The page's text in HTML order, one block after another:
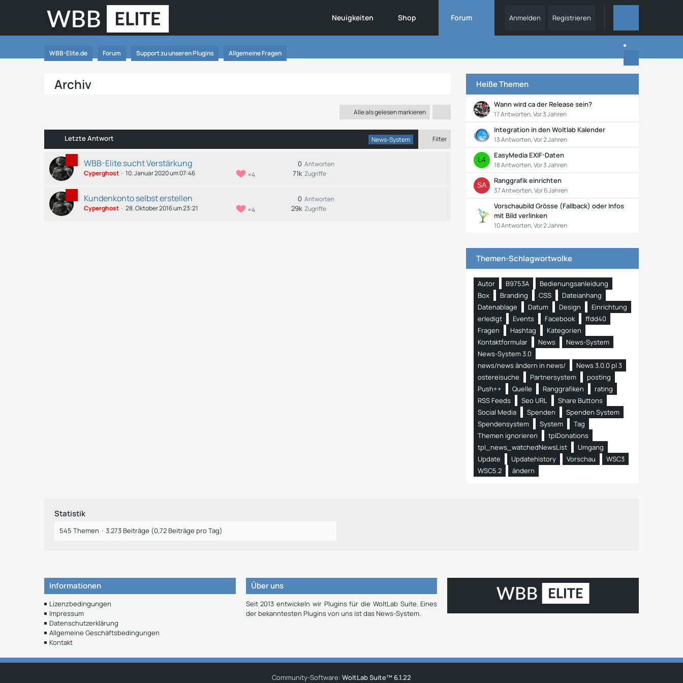
Neuigkeiten Shop Forum Anmelden Registrieren
WBB-Elite.de Forum Support zu unseren Plugins Allgemeine Fragen
Archiv
Alle als gelesen markieren
Letzte Antwort News-System Filter
WBB-Elite sucht Verstärkung
4
Cyperghost 10. Januar 2020 um 07:46
Antworten
0
Zugriffe
71k
Kundenkonto selbst erstellen
4
Cyperghost 28. Oktober 2016 um 23:21
Antworten
0
Zugriffe
29k
Heiße Themen
Wann wird ca der Release sein?
17 Antworten, Vor 3 Jahren
Integration in den Woltlab Kalender
13 Antworten, Vor 2 Jahren
EasyMedia EXIF-Daten
18 Antworten, Vor 3 Jahren
Ranggrafik einrichten
37 Antworten, Vor 6 Jahren
Vorschaubild Grösse (Fallback) oder Infos
mit Bild verlinken
10 Antworten, Vor 2 Jahren
Themen-Schlagwortwolke
Autor B9753A
Bedienungsanleidung
Box
Branding CSS
Dateianhang
Datenablage
Datum Design
Einrichtung
erledigt
Events Facebook
ffdd40
Fragen
Hashtag
Kategorien
Kontaktformular
News
News-System
News-System 3.0
news/news ändern in news/
News 3.0.0 pl 3
ostereisuche
Partnersystem
posting
Push++
Quelle Ranggrafiken
rating
RSS Feeds
Seo URL
Share Buttons
Social Media
Spenden
Spenden System
Spendensystem
System
Tag
Themen ignorieren
tplDonations
tpl_news_watchedNewsList
Umgang
Update
Updatehistory Vorschau
WSC3
WSC5.2
ändern
Statistik
545 Themen 3.273 Beiträge (0,72 Beiträge pro Tag)
Informationen
Lizenzbedingungen
Impressum
Datenschutzerklärung
Allgemeine Geschäftsbedingungen
Kontakt
Über uns
Seit 2013 entwickeln wir Plugins für die WoltLab Suite. Eines
der bekanntesten Plugins von uns ist das News-System.
Community-Software: WoltLab Suite™ 6.1.22